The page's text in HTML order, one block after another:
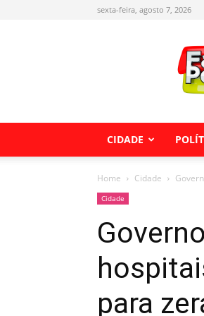
sexta-feira, agosto 7, 2026
CIDADE
Home Cidade
Cidade
para